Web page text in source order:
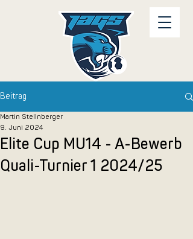
Beitrag
Elite Cup MU14 - A-Bewerb
Quali-Turnier 1 2024/25
Martin Stellnberger
9. Juni 2024